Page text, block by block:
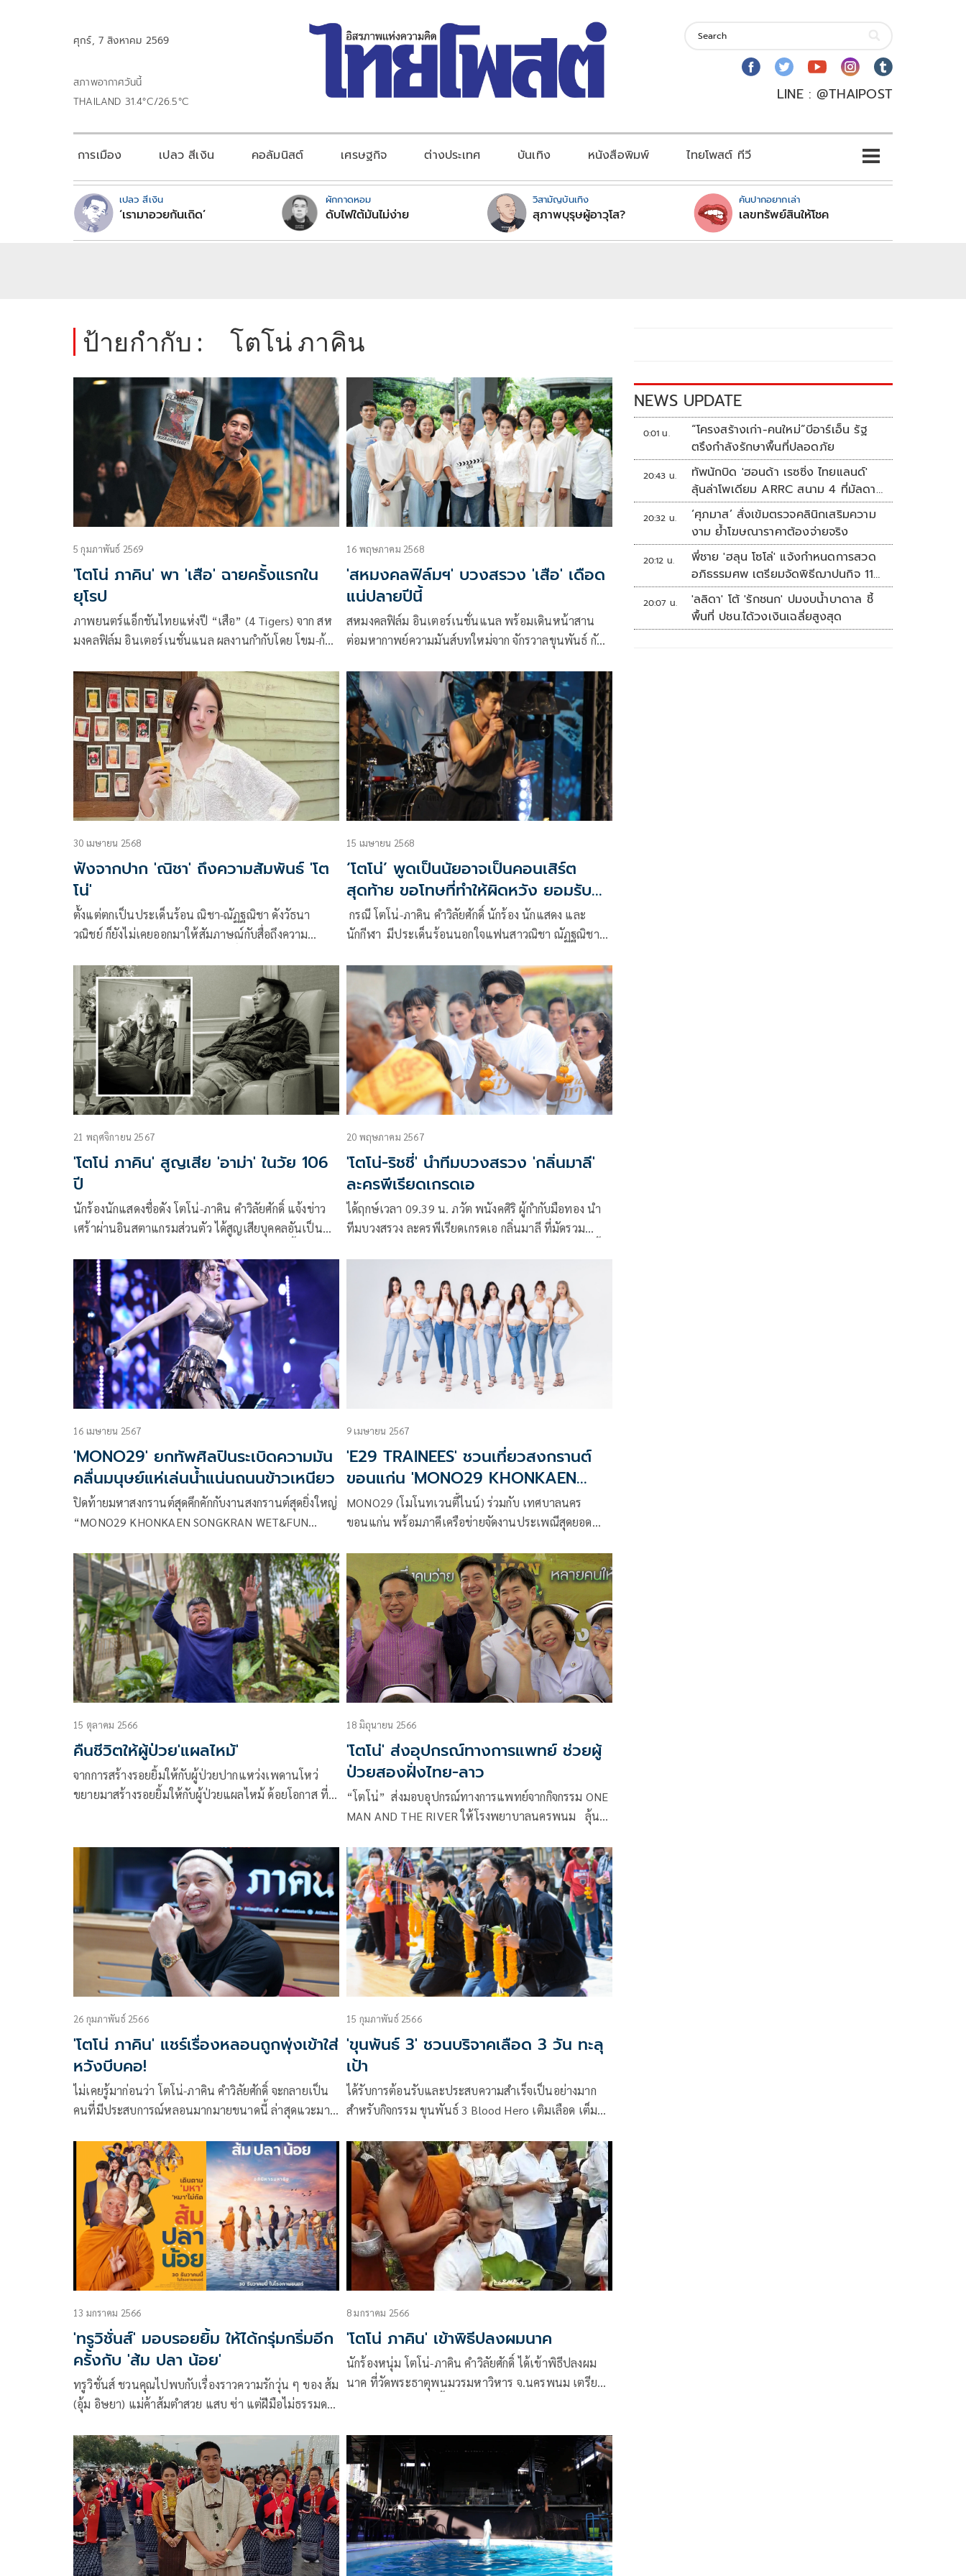
ศุกร์, 7 สิงหาคม 2569
สภาพอากาศวันนี้
THAILAND 31.4°C/26.5°C
LINE : @THAIPOST
การเมือง เปลว สีเงิน คอลัมนิสต์ เศรษฐกิจ ต่างประเทศ บันเทิง หนังสือพิมพ์ ไทยโพสต์ ทีวี
เปลว สีเงิน
‘เรามาอวยกันเถิด’
ผักกาดหอม
ดับไฟใต้มันไม่ง่าย
วิสามัญบันเทิง
สุภาพบุรุษผู้อาวุโส?
คันปากอยากเล่า
เลขทรัพย์สินให้โชค
ป้ายกำกับ : โตโน่ ภาคิน
5 กุมภาพันธ์ 2569
'โตโน่ ภาคิน' พา 'เสือ' ฉายครั้งแรกใน
ยุโรป
ภาพยนตร์แอ็กชันไทยแห่งปี “เสือ” (4 Tigers) จาก สห
มงคลฟิล์ม อินเตอร์เนชั่นแนล ผลงานกำกับโดย โขม-ก้อง
เทศกาลหนังระดับแนวหน้าของโลกอย่าง เทศกาล
ภาพยนตร์นานาชาติรอตเทอร์ดัม ครั้งที่ 55 (2026
International Film Festival Rotterdam –
#IFFR2026) ซึ่งจัดขึ้นระหว่างวันที่ 29 มกราคม – 8
กุมภาพันธ์นี้ ที่ประเทศเนเธอร์แลนด์
16 พฤษภาคม 2568
'สหมงคลฟิล์มฯ' บวงสรวง 'เสือ' เดือด
แน่ปลายปีนี้
สหมงคลฟิล์ม อินเตอร์เนชั่นแนล พร้อมเดินหน้าสาน
ต่อมหากาพย์ความมันส์บทใหม่จาก จักรวาลขุนพันธ์ กับ
เรื่องราวแห่งวีรกรรมของเหล่าจอมโจรภาคกลางใน
ตำนานอย่าง เสือฝ้าย (เวียร์ ศุกลวัฒน์), เสือมเหศวร (มาริ
โอ้ เมาเร่อ), เสือใบ (เป้ อารักษ์) และ เสือดำ (โตโน่ ภาคิ
น) ก่อนจะมาเป็นคู่ต่อกรตัวฉกาจของ ขุนพันธ์ มือปราบ
ระดับพระกาฬจากภาพยนตร์ไตรภาคสุดเข้มข้น
30 เมษายน 2568
ฟังจากปาก 'ณิชา' ถึงความสัมพันธ์ 'โต
โน่'
ตั้งแต่ตกเป็นประเด็นร้อน ณิชา-ณัฏฐณิชา ดังวัธนา
วณิชย์ ก็ยังไม่เคยออกมาให้สัมภาษณ์กับสื่อถึงความ
ปี ว่าจะไปต่อหรือพอแค่นี้ โดยสาเหตุของปัญหาที่เกิดขึ้น
มาจากที่ทางหนุ่มโตโน่ได้แอบนอกใจไปกิ๊กกับ มายด์ อดีต
ผู้ช่วยผู้จัดการ จนแฟนเก่าของมายด์จับได้ และงัดหลัก
ฐานทั้งแชทและคลิปเสียงกล้องหน้ารถออกมาแฉอย่างต่อ
เนื่อง
15 เมษายน 2568
‘โตโน่’ พูดเป็นนัยอาจเป็นคอนเสิร์ต
สุดท้าย ขอโทษที่ทำให้ผิดหวัง ยอมรับ
เป็นคนผิด ขอเสียงแฟนคลับส่งให้
’ณิชา’
กรณี โตโน่-ภาคิน คำวิลัยศักดิ์ นักร้อง นักแสดง และ
นักกีฬา มีประเด็นร้อนนอกใจแฟนสาวณิชา ณัฏฐณิชา
21 พฤศจิกายน 2567
'โตโน่ ภาคิน' สูญเสีย 'อาม่า' ในวัย 106
ปี
นักร้องนักแสดงชื่อดัง โตโน่-ภาคิน คำวิลัยศักดิ์ แจ้งข่าว
เศร้าผ่านอินสตาแกรมส่วนตัว ได้สูญเสียบุคคลอันเป็น
แฟนคลับต่างส่งกำลังใจให้หนุ่มโตโน่และครอบครัวกัน
เป็นจำนวนมาก
20 พฤษภาคม 2567
'โตโน่-ริชชี่' นำทีมบวงสรวง 'กลิ่นมาลี'
ละครพีเรียดเกรดเอ
ได้ฤกษ์เวลา 09.39 น. ภวัต พนังคศิริ ผู้กำกับมือทอง นำ
ทีมบวงสรวง ละครพีเรียดเกรดเอ กลิ่นมาลี ที่มัดรวม
โน่ ภาคิน และ ริชชี่ อรเณศ
16 เมษายน 2567
'MONO29' ยกทัพศิลปินระเบิดความมัน
คลื่นมนุษย์แห่เล่นน้ำแน่นถนนข้าวเหนียว
ปิดท้ายมหาสงกรานต์สุดคึกคักกับงานสงกรานต์สุดยิ่งใหญ่
“MONO29 KHONKAEN SONGKRAN WET&FUN
ขอนแก่น” จัดงานสงกรานต์สุดเดือดยกทัพศิลปินระเบิด
ความมันส์ 3 วันจัดเต็ม
9 เมษายน 2567
'E29 TRAINEES' ชวนเที่ยวสงกรานต์
ขอนแก่น 'MONO29 KHONKAEN
SONGKRAN WET&FUN 2024'
MONO29 (โมโนทเวนตี้ไนน์) ร่วมกับ เทศบาลนคร
ขอนแก่น พร้อมภาคีเครือข่ายจัดงานประเพณีสุดยอด
เหนียว ประจำปี 2567 ภายใต้แนวคิด “สาดถึงแก่น”
พร้อมชวนประชาชนร่วมสนุก 8-15 เมษายนนี้
15 ตุลาคม 2566
คืนชีวิตให้ผู้ป่วย'แผลไหม้'
จากการสร้างรอยยิ้มให้กับผู้ป่วยปากแหว่งเพดานโหว่
ขยายมาสร้างรอยยิ้มให้กับผู้ป่วยแผลไหม้ ด้อยโอกาส ที่
ที่มีราคาสูง เพื่อคืนชีวิตให้เขากลับสู่สังคม มีคุณภาพชีวิต
18 มิถุนายน 2566
'โตโน่' ส่งอุปกรณ์ทางการแพทย์ ช่วยผู้
ป่วยสองฝั่งไทย-ลาว
“โตโน่” ส่งมอบอุปกรณ์ทางการแพทย์จากกิจกรรม ONE
MAN AND THE RIVER ให้โรงพยาบาลนครพนม ลุ้น
26 กุมภาพันธ์ 2566
'โตโน่ ภาคิน' แชร์เรื่องหลอนถูกพุ่งเข้าใส่
หวังบีบคอ!
ไม่เคยรู้มาก่อนว่า โตโน่-ภาคิน คำวิลัยศักดิ์ จะกลายเป็น
คนที่มีประสบการณ์หลอนมากมายขนาดนี้ ล่าสุดแวะมา
โปรโมทภาพยนตร์ขุนพันธ์ 3 พร้อมมานั่งแชร์
ประสบการณ์หลอนและเรื่องราวลี้ลับที่ชวนขนหัวลุกให้
ฟังถึง 3 เรื่องด้วยกัน!
15 กุมภาพันธ์ 2566
'ขุนพันธ์ 3' ชวนบริจาคเลือด 3 วัน ทะลุ
เป้า
ได้รับการต้อนรับและประสบความสำเร็จเป็นอย่างมาก
สำหรับกิจกรรม ขุนพันธ์ 3 Blood Hero เติมเลือด เต็ม
เนชั่นแนล จำกัด จัดขึ้นร่วมกับ ศูนย์บริการโลหิตแห่งชาติ
สภากาชาดไทย และ บริษัท ไทยประกันชีวิต จำกัด
(มหาชน) พร้อมด้วย สายการบินไทยเวียตเจ็ท, บริษัท
เมเจอร์ ซีนีเพล็กซ์ กรุ้ป จำกัด (มหาชน) และ บริษัท เอส
เอฟ คอร์ปอเรชั่น จำกัด (มหาชน) เพื่อเชิญชวนให้พี่น้อง
ชาวไทยร่วมสร้างปรากฏการณ์พลังแห่งการให้กับการร่วม
บริจาคโลหิตเพื่อชาติโดยส่งต่อให้กับศูนย์บริการโลหิต
แห่งชาติ สภากาชาดไทย
13 มกราคม 2566
'ทรูวิชั่นส์' มอบรอยยิ้ม ให้ได้กรุ่มกริ่มอีก
ครั้งกับ 'ส้ม ปลา น้อย'
ทรูวิชั่นส์ ชวนคุณไปพบกับเรื่องราวความรักวุ่น ๆ ของ ส้ม
(อุ้ม อิษยา) แม่ค้าส้มตำสวย แสบ ซ่า แต่ฝีมือไม่ธรรมดา
สาวคนนี้ อ่อนโยนอยู่ตลอดเวลา แถมยังคิดสานสัมพันธ์
หวังเปิดประตูหัวใจของแม่ค้าส้มตำด้วย ข้าวจี่รูปหัวใจมา
ฝากทุกครั้งที่เจอ
8 มกราคม 2566
'โตโน่ ภาคิน' เข้าพิธีปลงผมนาค
นักร้องหนุ่ม โตโน่-ภาคิน คำวิลัยศักดิ์ ได้เข้าพิธีปลงผม
นาค ที่วัดพระธาตุพนมวรมหาวิหาร จ.นครพนม เตรียม
NEWS UPDATE
0:01 น.
“โครงสร้างเก่า-คนใหม่”บีอาร์เอ็น รัฐ
ตรึงกำลังรักษาพื้นที่ปลอดภัย
20:43 น.
ทัพนักบิด 'ฮอนด้า เรซซิ่ง ไทยแลนด์'
ลุ้นล่าโพเดียม ARRC สนาม 4 ที่มัลดาลิ
กา
20:32 น.
‘ศุภมาส’ สั่งเข้มตรวจคลินิกเสริมความ
งาม ย้ำโฆษณาราคาต้องจ่ายจริง
20:12 น.
พี่ชาย 'ฮลุน โซโล่' แจ้งกำหนดการสวด
อภิธรรมศพ เตรียมจัดพิธีฌาปนกิจ 11
ส.ค.
20:07 น.
'ลลิดา' โต้ 'รักชนก' ปมงบน้ำบาดาล ชี้
พื้นที่ ปชน.ได้วงเงินเฉลี่ยสูงสุด